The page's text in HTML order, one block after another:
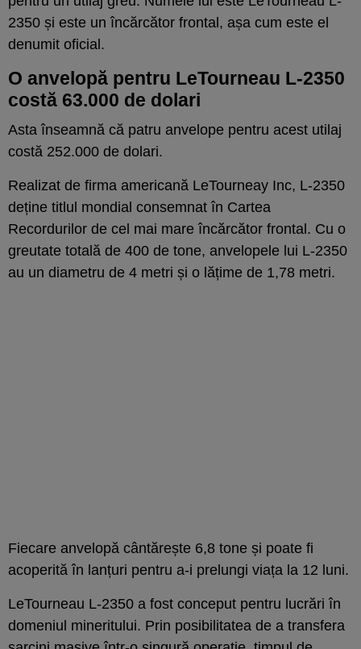
2350 și este un încărcător frontal, așa cum este el
denumit oficial.
O anvelopă pentru LeTourneau L-2350
costă 63.000 de dolari
Asta înseamnă că patru anvelope pentru acest utilaj
costă 252.000 de dolari.
Realizat de firma americană LeTourneay Inc, L-2350
deține titlul mondial consemnat în Cartea
Recordurilor de cel mai mare încărcător frontal. Cu o
greutate totală de 400 de tone, anvelopele lui L-2350
au un diametru de 4 metri și o lățime de 1,78 metri.
Fiecare anvelopă cântărește 6,8 tone și poate fi
acoperită în lanțuri pentru a-i prelungi viața la 12 luni.
LeTourneau L-2350 a fost conceput pentru lucrări în
domeniul mineritului. Prin posibilitatea de a transfera